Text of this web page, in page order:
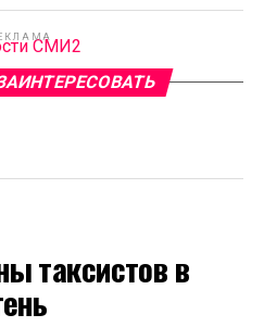
СМИ2
таксистов в